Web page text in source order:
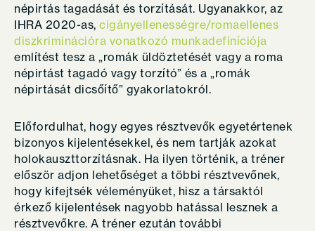
népirtás tagadását és torzítását. Ugyanakkor, az
IHRA 2020-as, cigányellenességre/romaellenes
diszkriminációra vonatkozó munkadefiníciója
említést tesz a „romák üldöztetését vagy a roma
népirtást tagadó vagy torzító” és a „romák
népirtását dicsőítő” gyakorlatokról.
Előfordulhat, hogy egyes résztvevők egyetértenek
bizonyos kijelentésekkel, és nem tartják azokat
holokauszttorzításnak. Ha ilyen történik, a tréner
először adjon lehetőséget a többi résztvevőnek,
hogy kifejtsék véleményüket, hisz a társaktól
érkező kijelentések nagyobb hatással lesznek a
résztvevőkre. A tréner ezután további